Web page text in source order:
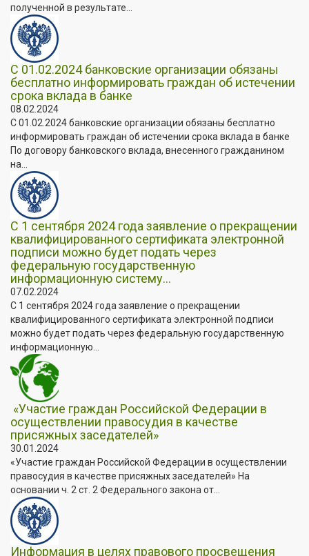
полученной в результате...
С 01.02.2024 банковские организации обязаны
бесплатно информировать граждан об истечении
срока вклада в банке
08.02.2024
С 01.02.2024 банковские организации обязаны бесплатно
информировать граждан об истечении срока вклада в банке
По договору банковского вклада, внесенного гражданином
на...
С 1 сентября 2024 года заявление о прекращении
квалифицированного сертификата электронной
подписи можно будет подать через
федеральную государственную
информационную систему...
07.02.2024
С 1 сентября 2024 года заявление о прекращении
квалифицированного сертификата электронной подписи
можно будет подать через федеральную государственную
информационную...
«Участие граждан Российской Федерации в
осуществлении правосудия в качестве
присяжных заседателей»
30.01.2024
«Участие граждан Российской Федерации в осуществлении
правосудия в качестве присяжных заседателей» На
основании ч. 2 ст. 2 Федерального закона от...
Информация в целях правового просвещения